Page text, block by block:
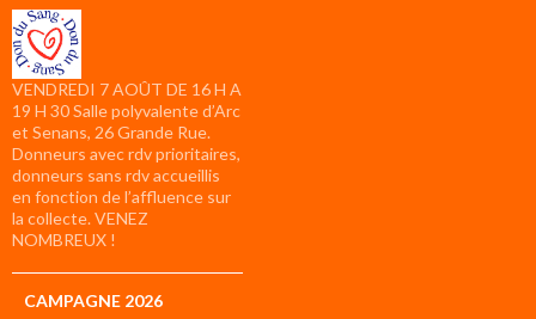
VENDREDI 7 AOÛT DE 16 H A
19 H 30 Salle polyvalente d’Arc
et Senans, 26 Grande Rue.
Donneurs avec rdv prioritaires,
donneurs sans rdv accueillis
en fonction de l’affluence sur
la collecte. VENEZ
NOMBREUX !
CAMPAGNE 2026